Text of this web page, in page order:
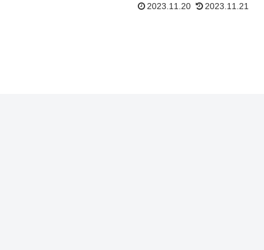
2023.11.20 2023.11.21